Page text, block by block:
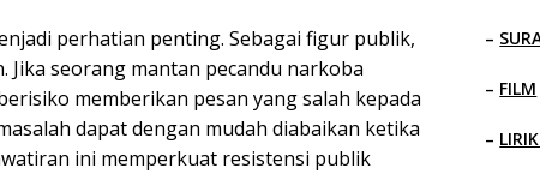
perhatian penting. Sebagai figur publik,
seorang mantan pecandu narkoba
memberikan pesan yang salah kepada
dapat dengan mudah diabaikan ketika
ini memperkuat resistensi publik
–
– FILM
–